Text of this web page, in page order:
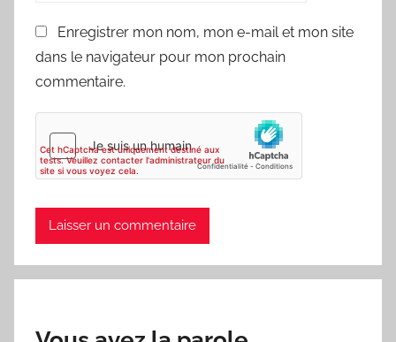
Enregistrer mon nom, mon e-mail et mon site
dans le navigateur pour mon prochain
commentaire.